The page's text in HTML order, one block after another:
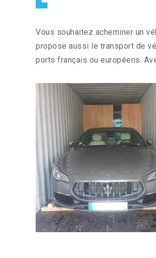
Vous souhaitez acheminer un
propose aussi le transport de
ports français ou européens.